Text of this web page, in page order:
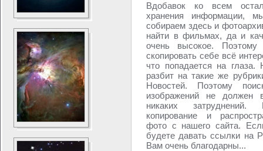
Вдобавок ко всем
хранения информации,
собираем здесь и
найти в фильмах, да и
очень высокое.
скопировать себе всё
что попадается на
разбит на такие же
Новостей. Поэтому
изображений не должен
никаких затруднений.
копирование и
фото с нашего сайта.
будете давать ссылки на
Вам очень благодарны...